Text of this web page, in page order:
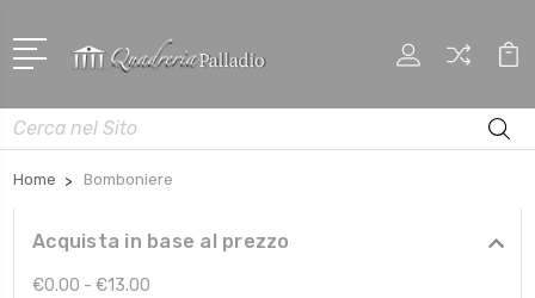
Cerca
Home Bomboniere
Acquista in base al prezzo
€0.00 - €13.00